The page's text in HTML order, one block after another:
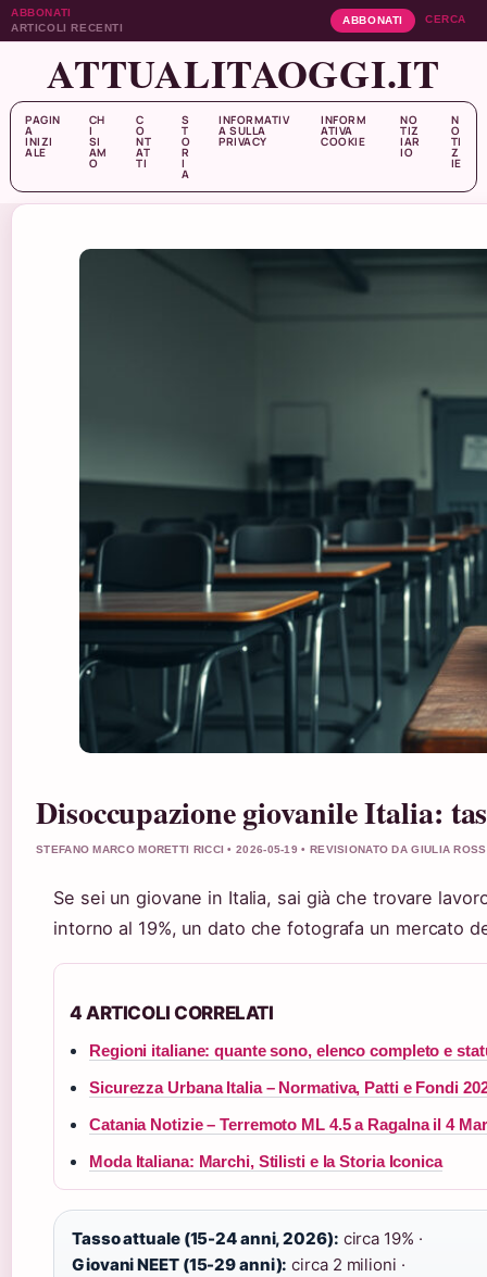
ABBONATI
ARTICOLI RECENTI
ABBONATI CERCA
ATTUALITAOGGI.IT
PAGIN
A
INIZI
ALE
CH
I
SI
AM
O
C
O
NT
AT
TI
S
T
O
R
I
A
INFORMATIV
A SULLA
PRIVACY
INFORM
ATIVA
COOKIE
NO
TIZ
IAR
IO
N
O
TI
Z
IE
Disoccupazione giovanile Italia:
STEFANO MARCO MORETTI RICCI • 2026-05-19 • REVISIONATO DA GIULIA
Se sei un giovane in Italia, sai già che trovare
intorno al 19%, un dato che fotografa un mercato
4 ARTICOLI CORRELATI
Regioni italiane: quante sono, elenco completo e
Sicurezza Urbana Italia – Normativa, Patti e Fondi
Catania Notizie – Terremoto ML 4.5 a Ragalna il 4
Moda Italiana: Marchi, Stilisti e la Storia Iconica
Tasso attuale (15-24 anni, 2026): circa 19% ·
Giovani NEET (15-29 anni): circa 2 milioni ·